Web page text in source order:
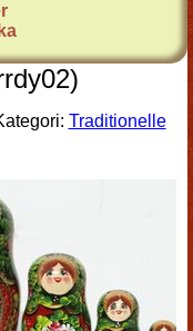
Traditionelle